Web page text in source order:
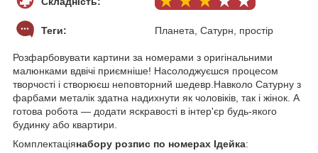
Теги: Планета, Сатурн, простір
Розфарбовувати картини за номерами з оригінальними
малюнками вдвічі приємніше! Насолоджуєшся процесом
творчості і створюєш неповторний шедевр.Навколо Сатурну з
фарбами металiк здатна надихнути як чоловіків, так і жінок. А
готова робота — додати яскравості в інтер'єр будь-якого
будинку або квартири.
Комплектаціянабору розпис по номерах Ідейка: